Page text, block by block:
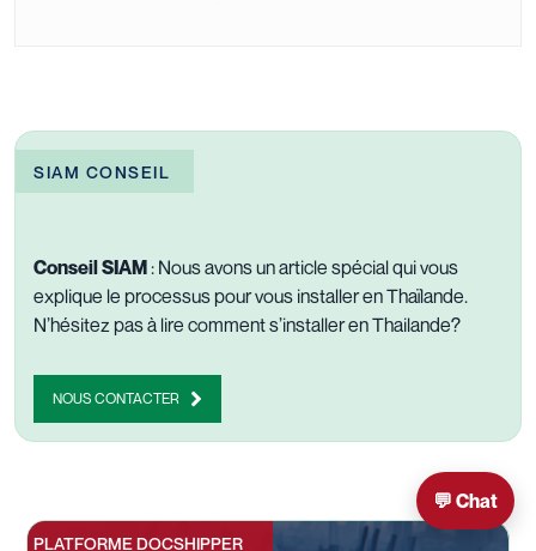
SIAM CONSEIL
Conseil SIAM : Nous avons un article spécial qui vous
explique le processus pour vous installer en Thaïlande.
N’hésitez pas à lire comment s’installer en Thailande?
NOUS CONTACTER
PLATFORME DOCSHIPPER
💬 Chat